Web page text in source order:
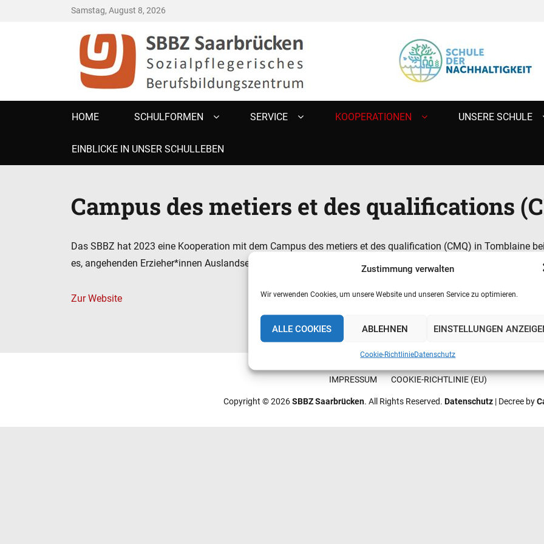
Zustimmung verwalten
Wir verwenden Cookies, um unsere Website und unseren Service zu optimieren.
ALLE COOKIES ABLEHNEN EINSTELLUNGEN
Cookie-RichtlinieDatenschutz
Samstag, August 8, 2026
SBBZ SAARBRÜCKEN
Sozialpflegerisches Berufsbildungszentrum
Primary
HOME SCHULFORMEN SERVICE KOOPERATIONEN UNSERE SCHULE
EINBLICKE IN UNSER SCHULLEBEN
Campus des metiers et des qualifications
Das SBBZ hat 2023 eine Kooperation mit dem Campus des metiers et des qualification (CMQ) in Tomblaine
es, angehenden Erzieher*innen Auslandserfahrungen im Rahmen der Ausbildung zu ermöglichen.
Zur Website
IMPRESSUM COOKIE-RICHTLINIE (EU)
Copyright © 2026SBBZ Saarbrücken. All Rights Reserved. Datenschutz | Decree by